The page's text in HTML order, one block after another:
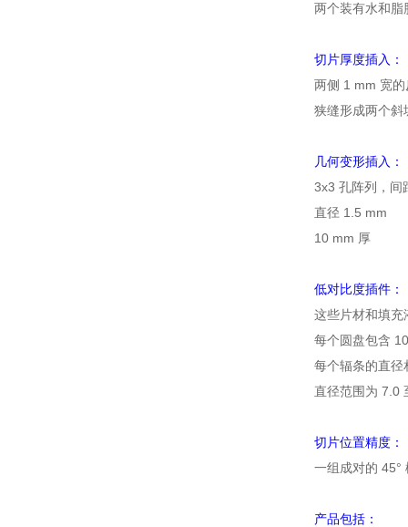
两个装有水和脂
切片厚度插入：
两侧 1 mm 宽
狭缝形成两个斜
几何变形插入：
3x3 孔阵列，间
直径 1.5 mm
10 mm 厚
低对比度插件：
这些片材和填充
每个圆盘包含
每个辐条的直径
直径范围为 7.0
切片位置精度：
一组成对的 45°
产品包括：